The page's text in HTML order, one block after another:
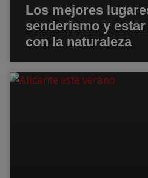
Los mejores
senderismo y
con la naturaleza